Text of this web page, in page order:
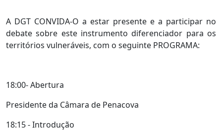
A DGT CONVIDA-O a estar presente e a participar no
debate sobre este instrumento diferenciador para os
territórios vulneráveis, com o seguinte PROGRAMA:
18:00- Abertura
Presidente da Câmara de Penacova
18:15 - Introdução